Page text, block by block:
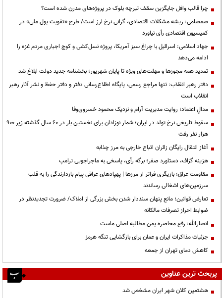
چرا قالب وافل جایگزین سقف تیرچه بلوک در پروژه‌های مدرن شده است؟
صمصامی: ریشه مشکلات اقتصادی، گرانی نرخ ارز است/ طرح «تقویت پول ملی» در
کمیسیون اقتصادی رأی نیاورد
جهاد اسلامی: اسرائیل با چراغ سبز آمریکا، پروژه نسل‌کشی و کوچ اجباری مردم غزه را
ادامه می‌دهد
تمدید همه مجوزها و مهلت‌های ویژه تا پایان شهریور؛ بخشنامه جدید دولت ابلاغ شد
دفتر رهبر انقلاب: تنها مراجع رسمی، پایگاه اطلاع‌رسانی دفتر و دفتر حفظ و نشر آثار رهبر
انقلاب است
مدالِ اعتماد؛ روایت مدیریت آرام و نزدیک محمود خسروی‌وفا
سقوط تاریخی نرخ تولد در ایران؛ شمار نوزادان برای نخستین بار در ۶۰ سال گذشته زیر ۹۰۰
هزار نفر رفت
آغاز انتقال رایگان زائران اتباع خارجی به مرز چذابه
هزینه گزاف، دستاورد صفر؛ برگه رأی، پاسخی به ماجراجویی ترامپ
مقاومت عراق؛ بازیگری فراتر از مرزها | پهپادهای عراقی پیام بازدارندگی را به قلب
سرزمین‌های اشغالی رساندند
تعارض قوانین؛ مانع پنهان سنددار شدن بخش بزرگی از املاک/ ضرورت تجدیدنظر در
ضوابط احراز تصرفات مالکانه
انصارالله: رفع محاصره یمن مطالبه اصلی ماست
جزئیات مذاکرات ایران و عمان برای بازگشایی تنگه هرمز
کاهش دمای تهران از جمعه
پربحث ترین عناوین
هشتمین کلان شهر ایران مشخص شد